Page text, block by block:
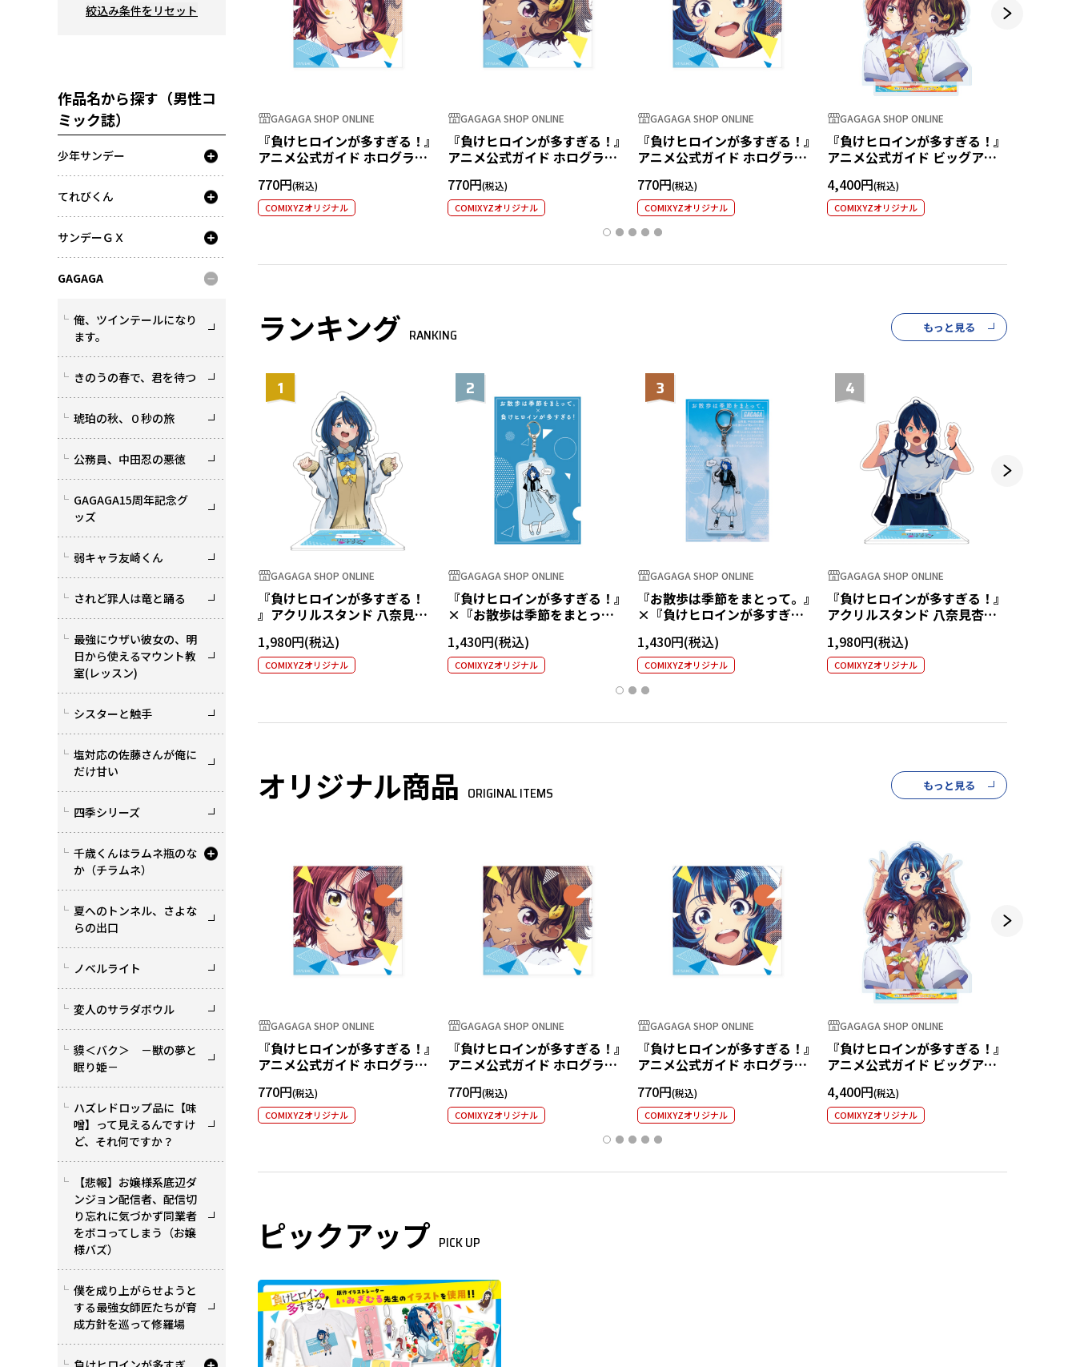
絞込み条件をリセット
作品名から探す（男性コ
ミック誌）
少年サンデー
てれびくん
サンデーＧＸ
GAGAGA
俺、ツインテールになり
ます。
きのうの春で、君を待つ
琥珀の秋、０秒の旅
公務員、中田忍の悪徳
GAGAGA15周年記念グ
ッズ
弱キャラ友崎くん
されど罪人は竜と踊る
最強にウザい彼女の、明
日から使えるマウント教
室(レッスン)
シスターと触手
塩対応の佐藤さんが俺に
だけ甘い
四季シリーズ
千歳くんはラムネ瓶のな
か（チラムネ）
夏へのトンネル、さよな
らの出口
ノベルライト
変人のサラダボウル
貘＜バク＞ －獣の夢と
眠り姫－
ハズレドロップ品に【味
噌】って見えるんですけ
ど、それ何ですか？
【悲報】お嬢様系底辺ダ
ンジョン配信者、配信切
り忘れに気づかず同業者
をボコってしまう（お嬢
様バズ）
僕を成り上がらせようと
する最強女師匠たちが育
成方針を巡って修羅場
GAGAGA SHOP ONLINE
『負けヒロインが多すぎる！』
アニメ公式ガイド ホログラム
770円
COMIXYZオリジナル
GAGAGA SHOP ONLINE
『負けヒロインが多すぎる！』
アニメ公式ガイド ホログラム
770円
COMIXYZオリジナル
GAGAGA SHOP ONLINE
『負けヒロインが多すぎる！』
アニメ公式ガイド ホログラム
770円
COMIXYZオリジナル
GAGAGA SHOP ONLINE
『負けヒロインが多すぎる！』
アニメ公式ガイド ビッグアク
4,400円
COMIXYZオリジナル
ランキング RANKING もっと見る
1
GAGAGA SHOP ONLINE
『負けヒロインが多すぎる！
』アクリルスタンド 八奈見杏
1,980円
COMIXYZオリジナル
2
GAGAGA SHOP ONLINE
『負けヒロインが多すぎる！』
×『お散歩は季節をまとっ
八奈見杏菜
1,430円
COMIXYZオリジナル
3
GAGAGA SHOP ONLINE
『お散歩は季節をまとって。』
×『負けヒロインが多すぎ
1,430円
COMIXYZオリジナル
4
GAGAGA SHOP ONLINE
『負けヒロインが多すぎる！』
アクリルスタンド 八奈見杏菜
1,980円
COMIXYZオリジナル
オリジナル商品 ORIGINAL ITEMS もっと見る
GAGAGA SHOP ONLINE
『負けヒロインが多すぎる！』
アニメ公式ガイド ホログラム
770円
COMIXYZオリジナル
GAGAGA SHOP ONLINE
『負けヒロインが多すぎる！』
アニメ公式ガイド ホログラム
770円
COMIXYZオリジナル
GAGAGA SHOP ONLINE
『負けヒロインが多すぎる！』
アニメ公式ガイド ホログラム
770円
COMIXYZオリジナル
GAGAGA SHOP ONLINE
『負けヒロインが多すぎる！』
アニメ公式ガイド ビッグアク
4,400円
COMIXYZオリジナル
ピックアップ PICK UP